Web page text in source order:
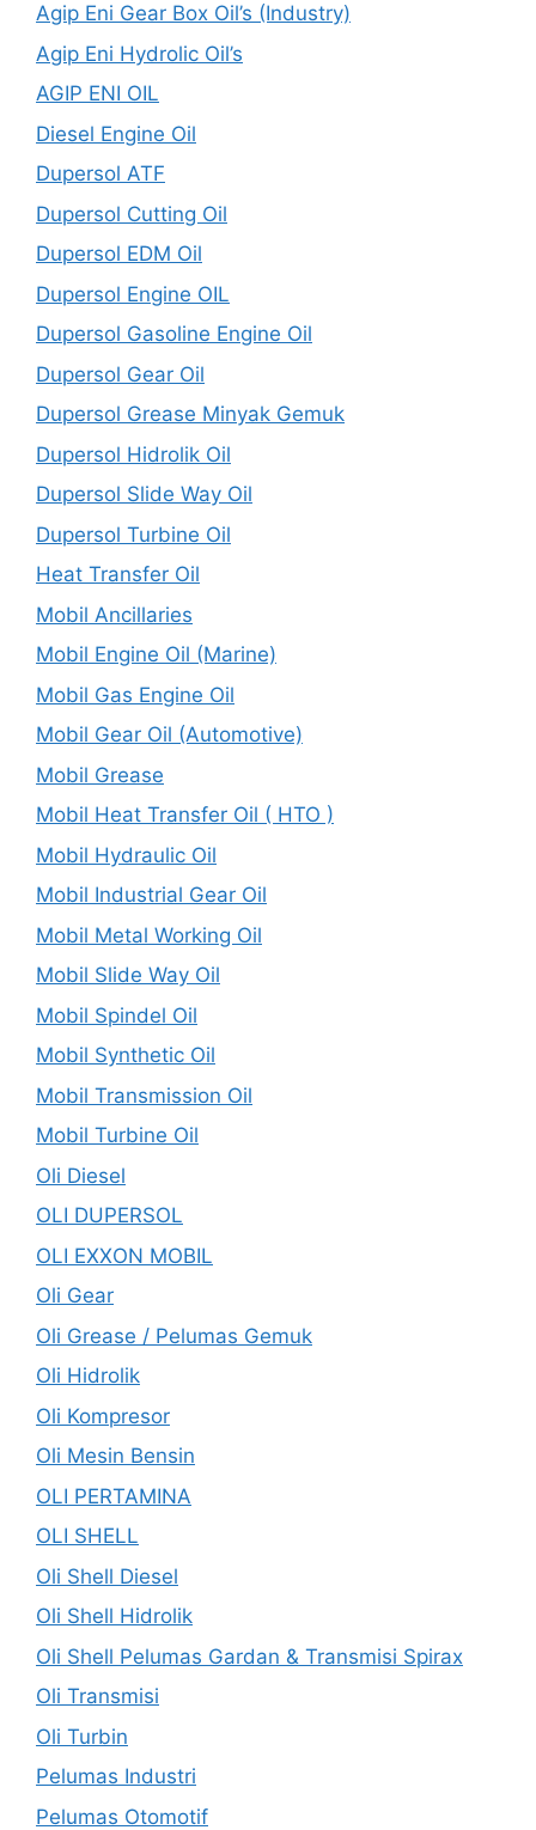
Agip Eni Gear Box Oil’s (Industry)
Agip Eni Hydrolic Oil’s
AGIP ENI OIL
Diesel Engine Oil
Dupersol ATF
Dupersol Cutting Oil
Dupersol EDM Oil
Dupersol Engine OIL
Dupersol Gasoline Engine Oil
Dupersol Gear Oil
Dupersol Grease Minyak Gemuk
Dupersol Hidrolik Oil
Dupersol Slide Way Oil
Dupersol Turbine Oil
Heat Transfer Oil
Mobil Ancillaries
Mobil Engine Oil (Marine)
Mobil Gas Engine Oil
Mobil Gear Oil (Automotive)
Mobil Grease
Mobil Heat Transfer Oil ( HTO )
Mobil Hydraulic Oil
Mobil Industrial Gear Oil
Mobil Metal Working Oil
Mobil Slide Way Oil
Mobil Spindel Oil
Mobil Synthetic Oil
Mobil Transmission Oil
Mobil Turbine Oil
Oli Diesel
OLI DUPERSOL
OLI EXXON MOBIL
Oli Gear
Oli Grease / Pelumas Gemuk
Oli Hidrolik
Oli Kompresor
Oli Mesin Bensin
OLI PERTAMINA
OLI SHELL
Oli Shell Diesel
Oli Shell Hidrolik
Oli Shell Pelumas Gardan & Transmisi Spirax
Oli Transmisi
Oli Turbin
Pelumas Industri
Pelumas Otomotif